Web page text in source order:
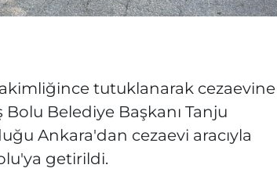
tutuklanarak cezaevine
Belediye Başkanı Tanju
Ankara'dan cezaevi aracıyla
getirildi.